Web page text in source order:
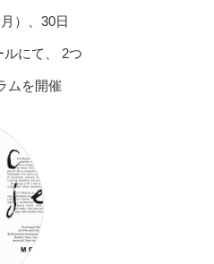
）、30日
ルにて、 2つ
ムを開催